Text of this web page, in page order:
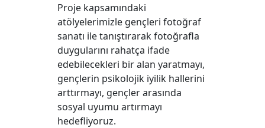
Proje kapsamındaki
atölyelerimizle gençleri fotoğraf
sanatı ile tanıştırarak fotoğrafla
duygularını rahatça ifade
edebilecekleri bir alan yaratmayı,
gençlerin psikolojik iyilik hallerini
arttırmayı, gençler arasında
sosyal uyumu artırmayı
hedefliyoruz.